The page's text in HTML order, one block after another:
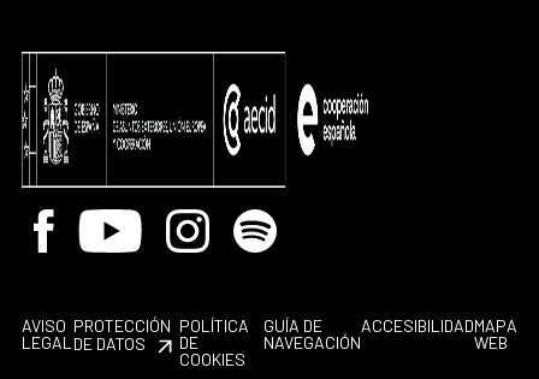
Facebook
Youtube InstagramSpotify
AVISO
LEGAL
PROTECCIÓN
DE DATOS
POLÍTICA
DE
COOKIES
GUÍA DE
NAVEGACIÓN
ACCESIBILIDADMAPA
WEB